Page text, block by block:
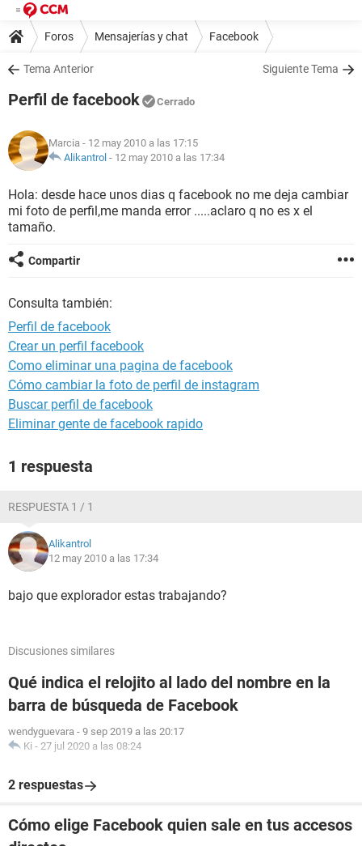
Foros Mensajerías y chat Facebook
Tema Anterior Siguiente Tema
Perfil de facebook Cerrado
Marcia - 12 may 2010 a las 17:15
Alikantrol - 12 may 2010 a las 17:34
Hola: desde hace unos dias q facebook no me deja cambiar
mi foto de perfil,me manda error .....aclaro q no es x el
tamaño.
Compartir
Consulta también:
Perfil de facebook
Crear un perfil facebook
Como eliminar una pagina de facebook
Cómo cambiar la foto de perfil de instagram
Buscar perfil de facebook
Eliminar gente de facebook rapido
1 respuesta
RESPUESTA 1 / 1
Alikantrol
12 may 2010 a las 17:34
bajo que explorador estas trabajando?
Discusiones similares
Qué indica el relojito al lado del nombre en la
barra de búsqueda de Facebook
wendyguevara - 9 sep 2019 a las 20:17
Ki - 27 jul 2020 a las 08:24
2 respuestas
Cómo elige Facebook quien sale en tus accesos